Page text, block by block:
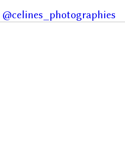
@celines_photographies